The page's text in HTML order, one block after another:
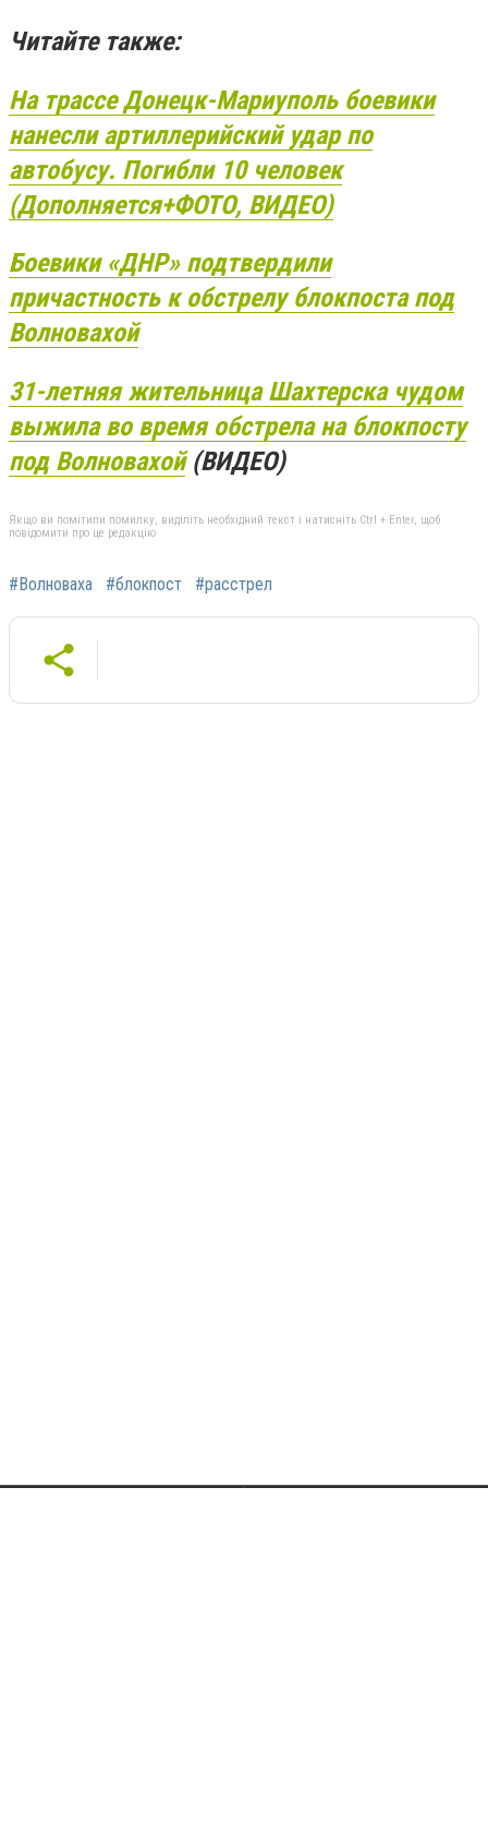
Читайте также:
На трассе Донецк-Мариуполь боевики
нанесли артиллерийский удар по
автобусу. Погибли 10 человек
(Дополняется+ФОТО, ВИДЕО)
Боевики «ДНР» подтвердили
причастность к обстрелу блокпоста под
Волновахой
31-летняя жительница Шахтерска чудом
выжила во время обстрела на блокпосту
под Волновахой(ВИДЕО)
Якщо ви помітили помилку, виділіть необхідний текст і натисніть Ctrl + Enter, щоб
повідомити про це редакцію
#Волноваха #блокпост #расстрел